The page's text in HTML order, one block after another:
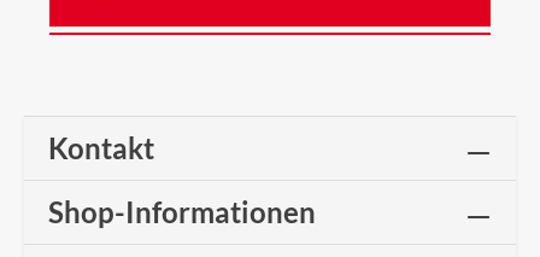
Kontakt
Shop-Informationen